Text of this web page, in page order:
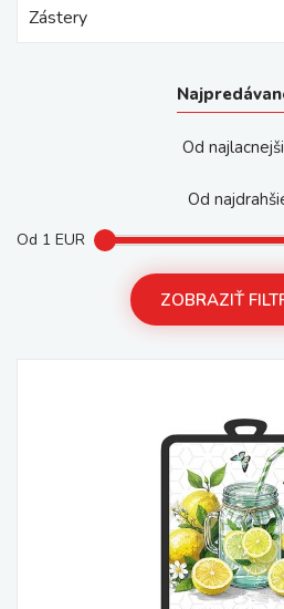
Zástery
Od
Od
Od 1 EUR
ZOBRAZIŤ